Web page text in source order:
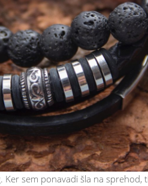
Ker sem ponavadi šla na